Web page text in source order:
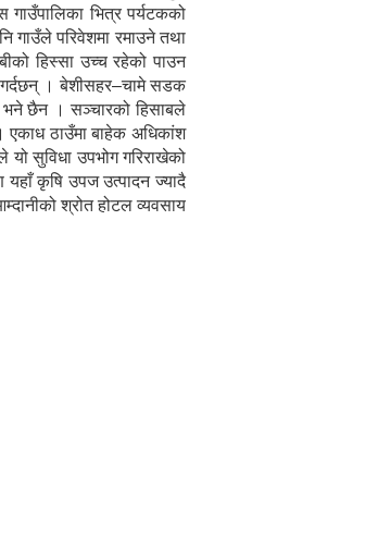
गाउँपालिका भित्र पर्यटकको
गाउँले परिवेशमा रमाउने तथा
हिस्सा उच्च रहेको पाउन
। बेशीसहर–चामे सडक
भने छैन । सञ्चारको हिसाबले
एकाध ठाउँमा बाहेक अधिकांश
सुविधा उपभोग गरिराखेको
कृषि उपज उत्पादन ज्यादै
श्रोत होटल व्यवसाय